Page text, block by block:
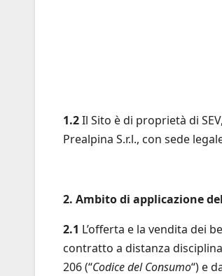
1.2Il Sito è di proprietà di
Prealpina S.r.l., con sede
2. Ambito di applicazione
2.1 L’offerta e la vendita dei
contratto a distanza
206 (“Codice del Consumo“) e